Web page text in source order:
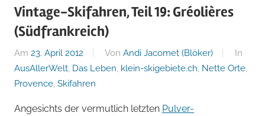
der
Blog
von
Andi
klein-
skigebiete.ch
Vintage-Skifahren, Teil 19: Gréolières
(Südfrankreich)
Am 23. April 2012 Von Andi Jacomet (Blöker)
In
AusAllerWelt, Das Leben, klein-skigebiete.ch, Nette Orte,
Provence, Skifahren
Angesichts der vermutlich letzten Pulver-